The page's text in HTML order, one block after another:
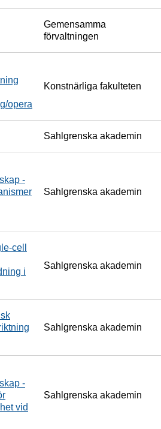
Gemensamma
förvaltningen
opera
Konstnärliga fakulteten
Sahlgrenska akademin
-
Sahlgrenska akademin
cell
i
Sahlgrenska akademin
Sahlgrenska akademin
-
vid
Sahlgrenska akademin